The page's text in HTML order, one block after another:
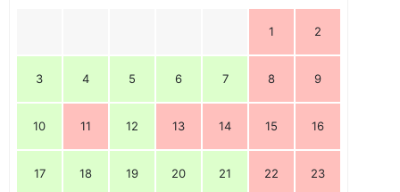
1 2
3 4 5 6 7 8 9
10 11 12 13 14 15 16
17 18 19 20 21 22 23